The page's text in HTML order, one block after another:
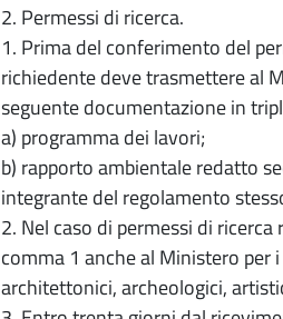
2. Permessi di ricerca.
1. Prima del conferimento del
richiedente deve trasmettere al
seguente documentazione in
a) programma dei lavori;
b) rapporto ambientale redatto
integrante del regolamento
2. Nel caso di permessi di
comma 1 anche al Ministero per
architettonici, archeologici,